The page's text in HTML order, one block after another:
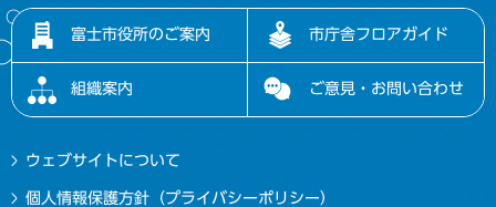
富士市役所のご案内 市庁舎フロアガイド
組織案内 ご意見・お問い合わせ
ウェブサイトについて
個人情報保護方針（プライバシーポリシー）